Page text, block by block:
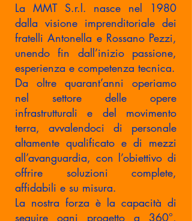
La MMT S.r.l. nasce nel 1980
dalla visione imprenditoriale dei
fratelli Antonella e Rossano Pezzi,
unendo fin dall’inizio passione,
esperienza e competenza tecnica.
Da oltre quarant’anni operiamo
nel settore delle opere
infrastrutturali e del movimento
terra, avvalendoci di personale
altamente qualificato e di mezzi
all’avanguardia, con l’obiettivo di
offrire soluzioni complete,
affidabili e su misura.
La nostra forza è la capacità di
seguire ogni progetto a 360°,